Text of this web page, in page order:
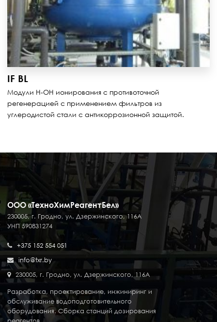
IF BL
Модули H-OH ионирования с противоточной
регенерацией с применением фильтров из
углеродистой стали с антикоррозионной защитой.
ООО «ТехноХимРеагентБел»
230005, г. Гродно, ул. Дзержинского, 116А
УНП 590831274
+375 152 554 051
info@txr.by
230005, г. Гродно, ул. Дзержинского, 116А
Разработка, проектирование, инжиниринг и
обслуживание водоподготовительного
оборудования. Сборка станций дозирования
реагентов.